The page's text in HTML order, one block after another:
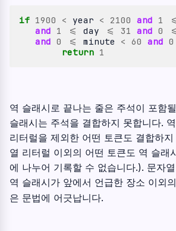
if 1900 < year < 2100 and 1
and 1 <= day <= 31 and 0
and 0 <= minute < 60 and 0
return 1
역 슬래시로 끝나는 줄은 주석이 포함
슬래시는 주석을 결합하지 못합니다.
리터럴을 제외한 어떤 토큰도 결합하
열 리터럴 이외의 어떤 토큰도 역 슬래
에 나누어 기록할 수 없습니다.). 문자
역 슬래시가 앞에서 언급한 장소 이외
은 문법에 어긋납니다.